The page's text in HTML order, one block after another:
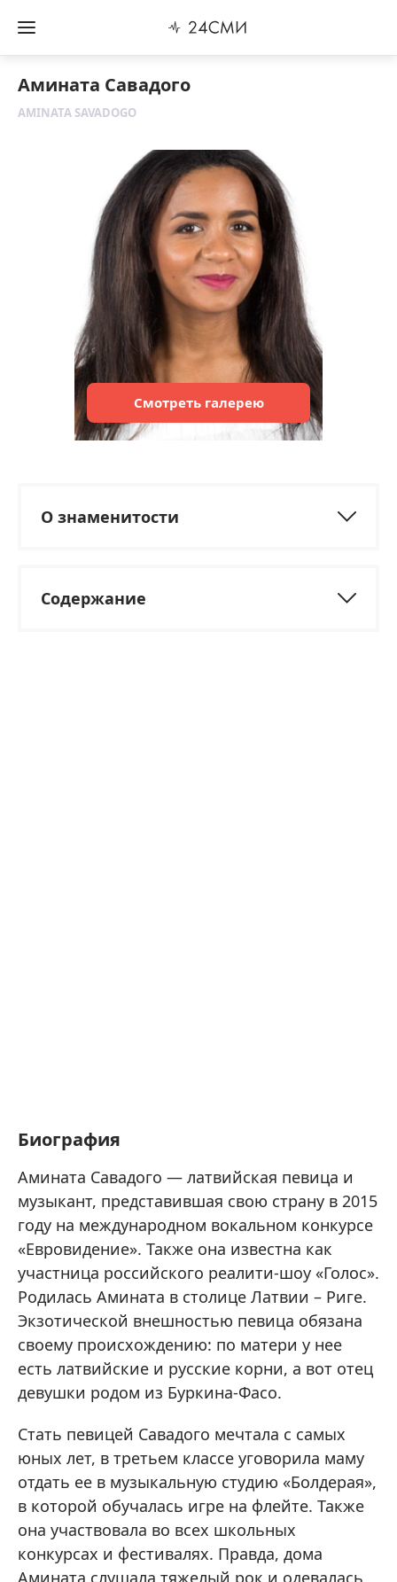
Амината Савадого
AMINATA SAVADOGO
Смотреть галерею
О знаменитости
Содержание
Биография
Амината Савадого — латвийская певица и
музыкант, представившая свою страну в 2015
году на международном вокальном конкурсе
«Евровидение». Также она известна как
участница российского реалити-шоу «Голос».
Родилась Амината в столице Латвии – Риге.
Экзотической внешностью певица обязана
своему происхождению: по матери у нее
есть латвийские и русские корни, а вот отец
девушки родом из Буркина-Фасо.
Стать певицей Савадого мечтала с самых
юных лет, в третьем классе уговорила маму
отдать ее в музыкальную студию «Болдерая»,
в которой обучалась игре на флейте. Также
она участвовала во всех школьных
конкурсах и фестивалях. Правда, дома
Амината слушала тяжелый рок и одевалась